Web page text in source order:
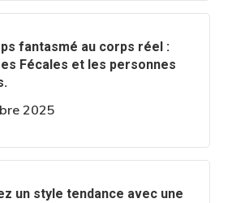
fantasmé au corps réel :
Fécales et les personnes
2025
un style tendance avec une